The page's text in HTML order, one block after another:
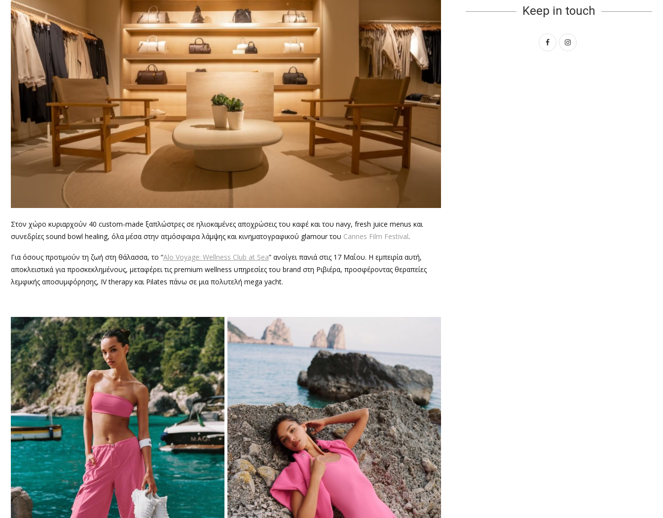
Στον χώρο κυριαρχούν 40 custom-made ξαπλώστρες σε ηλιοκαμένες αποχρώσεις του καφέ και του navy, fresh juice menus και
συνεδρίες sound bowl healing, όλα μέσα στην ατμόσφαιρα λάμψης και κινηματογραφικού glamour του Cannes Film Festival.
Για όσους προτιμούν τη ζωή στη θάλασσα, το “Alo Voyage: Wellness Club at Sea” ανοίγει πανιά στις 17 Μαΐου. Η εμπειρία αυτή,
αποκλειστικά για προσκεκλημένους, μεταφέρει τις premium wellness υπηρεσίες του brand στη Ριβιέρα, προσφέροντας θεραπείες
λεμφικής αποσυμφόρησης, IV therapy και Pilates πάνω σε μια πολυτελή mega yacht.
Keep in touch